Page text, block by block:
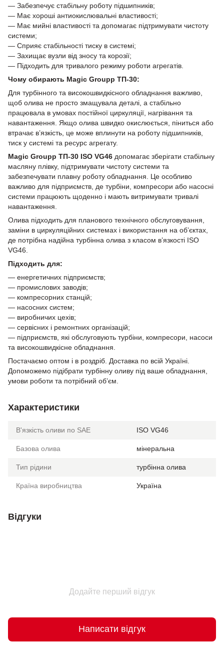
— Забезпечує стабільну роботу підшипників;
— Має хороші антиокислювальні властивості;
— Має мийні властивості та допомагає підтримувати чистоту
системи;
— Сприяє стабільності тиску в системі;
— Захищає вузли від зносу та корозії;
— Підходить для тривалого режиму роботи агрегатів.
Чому обирають Magic Groupp ТП-30:
Для турбінного та високошвидкісного обладнання важливо,
щоб олива не просто змащувала деталі, а стабільно
працювала в умовах постійної циркуляції, нагрівання та
навантаження. Якщо олива швидко окислюється, піниться або
втрачає в’язкість, це може вплинути на роботу підшипників,
тиск у системі та ресурс агрегату.
Magic Groupp ТП-30 ISO VG46 допомагає зберігати стабільну
масляну плівку, підтримувати чистоту системи та
забезпечувати плавну роботу обладнання. Це особливо
важливо для підприємств, де турбіни, компресори або насосні
системи працюють щоденно і мають витримувати тривалі
навантаження.
Олива підходить для планового технічного обслуговування,
заміни в циркуляційних системах і використання на об’єктах,
де потрібна надійна турбінна олива з класом в’язкості ISO
VG46.
Підходить для:
— енергетичних підприємств;
— промислових заводів;
— компресорних станцій;
— насосних систем;
— виробничих цехів;
— сервісних і ремонтних організацій;
— підприємств, які обслуговують турбіни, компресори, насоси
та високошвидкісне обладнання.
Постачаємо оптом і в роздріб. Доставка по всій Україні.
Допоможемо підібрати турбінну оливу під ваше обладнання,
умови роботи та потрібний об’єм.
Характеристики
В'язкість оливи по SAE ISO VG46
Базова олива мінеральна
Тип рідини турбінна олива
Країна виробництва Україна
Відгуки
Додайте перший відгук
Написати відгук